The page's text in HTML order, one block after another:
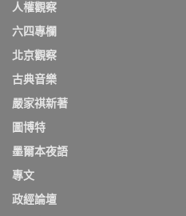
人權觀察
六四專欄
北京觀察
古典音樂
嚴家祺新著
圖博特
墨爾本夜語
專文
政經論壇